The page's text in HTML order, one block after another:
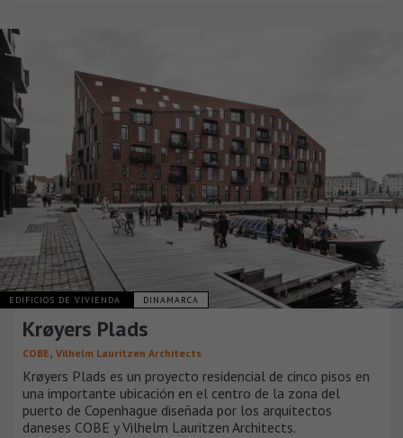
EDIFICIOS DE VIVIENDA DINAMARCA
Krøyers Plads
COBE, Vilhelm Lauritzen Architects
Krøyers Plads es un proyecto residencial de cinco pisos en
una importante ubicación en el centro de la zona del
puerto de Copenhague diseñada por los arquitectos
daneses COBE y Vilhelm Lauritzen Architects.